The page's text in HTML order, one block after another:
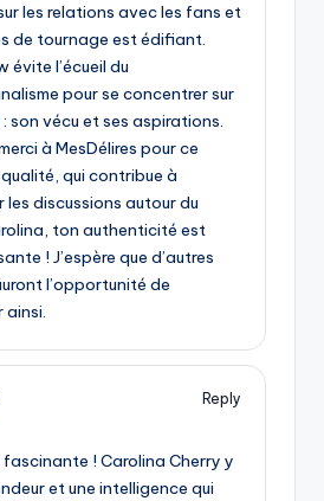
les relations avec les fans et
de tournage est édifiant.
évite l’écueil du
pour se concentrer sur
: son vécu et ses aspirations.
à MesDélires pour ce
qui contribue à
les discussions autour du
ton authenticité est
! J’espère que d’autres
l’opportunité de
ainsi.
Reply
! Carolina Cherry y
et une intelligence qui